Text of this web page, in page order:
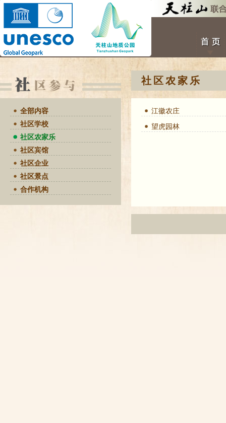
全部内容
社区学校
社区农家乐
社区宾馆
社区企业
社区景点
合作机构
社区农家乐
江徽农庄
望虎园林